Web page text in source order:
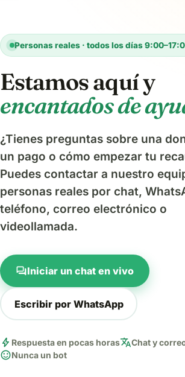
Personas reales · todos los días
Estamos aquí y
encantados de
¿Tienes preguntas sobre una
un pago o cómo empezar tu
Puedes contactar a nuestro
personas reales por chat,
teléfono, correo electrónico o
videollamada.
forumIniciar un chat en vivo
Escribir por WhatsApp
bolt Respuesta en pocas horastranslateChat y
sentiment_satisfiedNunca un bot